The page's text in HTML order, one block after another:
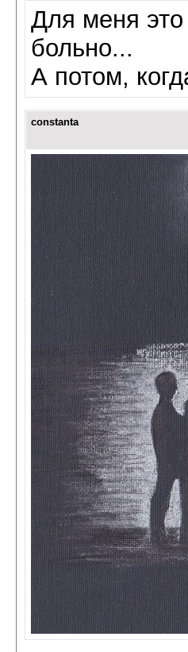
Для меня это
больно...
А потом,
constanta